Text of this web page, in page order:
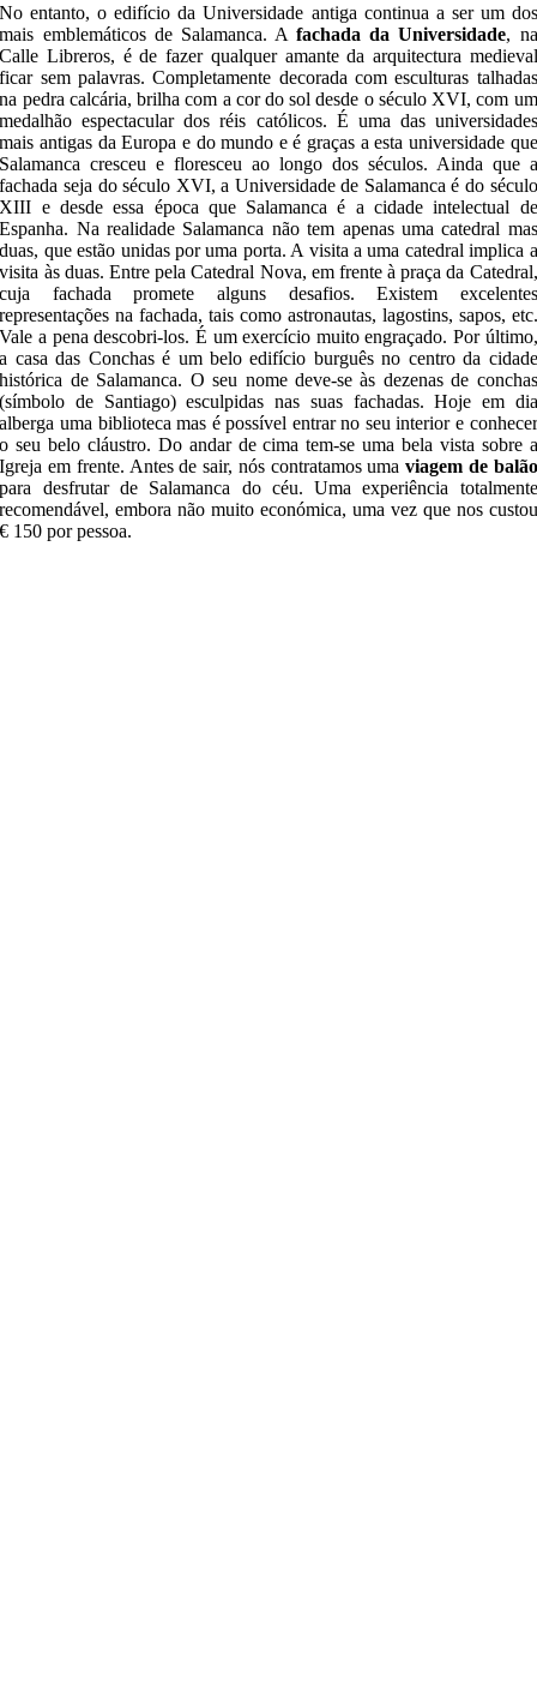
No entanto, o edifício da Universidade antiga continua a ser um dos
mais emblemáticos de Salamanca. Afachada da Universidade, na
Calle Libreros, é de fazer qualquer amante da arquitectura medieval
ficar sem palavras. Completamente decorada com esculturas talhadas
na pedra calcária, brilha com a cor do sol desde o século XVI, com um
medalhão espectacular dos réis católicos. É uma das universidades
mais antigas da Europa e do mundo e é graças a esta universidade que
Salamanca cresceu e floresceu ao longo dos séculos. Ainda que a
fachada seja do século XVI, a Universidade de Salamanca é do século
XIII e desde essa época que Salamanca é a cidade intelectual de
Espanha. Na realidade Salamanca não tem apenas uma catedral mas
duas, que estão unidas por uma porta. A visita a uma catedral implica a
visita às duas. Entre pela Catedral Nova, em frente à praça da Catedral,
cuja fachada promete alguns desafios. Existem excelentes
representações na fachada, tais como astronautas, lagostins, sapos, etc.
Vale a pena descobri-los. É um exercício muito engraçado. Por último,
a casa das Conchas é um belo edifício burguês no centro da cidade
histórica de Salamanca. O seu nome deve-se às dezenas de conchas
(símbolo de Santiago) esculpidas nas suas fachadas. Hoje em dia
alberga uma biblioteca mas é possível entrar no seu interior e conhecer
o seu belo cláustro. Do andar de cima tem-se uma bela vista sobre a
Igreja em frente. Antes de sair, nós contratamos umaviagem de balão
para desfrutar de Salamanca do céu. Uma experiência totalmente
recomendável, embora não muito económica, uma vez que nos custou
€ 150 por pessoa.